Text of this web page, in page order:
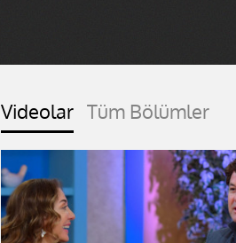
Videolar Tüm Bölümler